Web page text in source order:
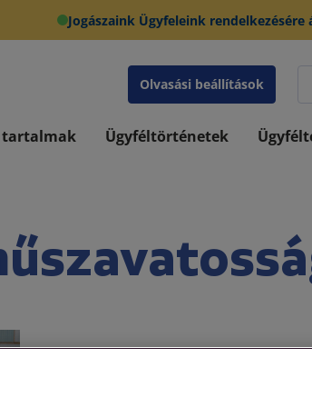
Jogászaink Ügyfeleink rendelkezésére
Olvasási beállítások
tartalmak Ügyféltörténetek